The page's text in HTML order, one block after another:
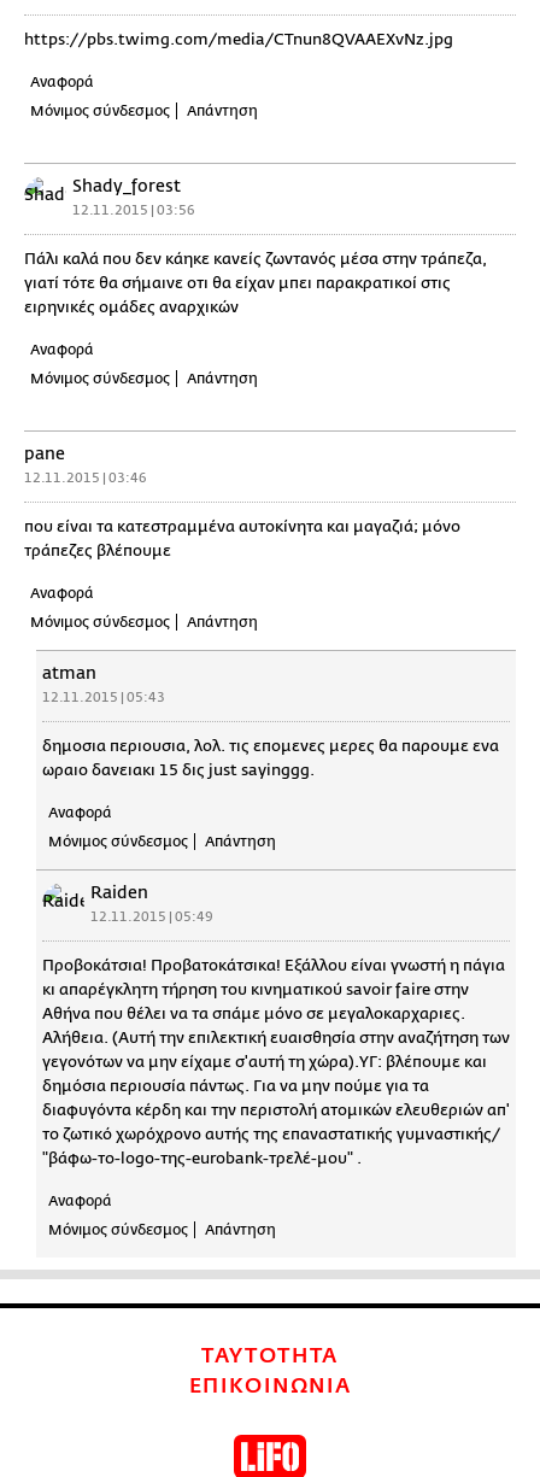
https://pbs.twimg.com/media/CTnun8QVAAEXvNz.jpg
Αναφορά
Μόνιμος σύνδεσμος
Απάντηση
Shady_forest
12.11.2015 | 03:56
Πάλι καλά που δεν κάηκε κανείς ζωντανός μέσα στην τράπεζα,
γιατί τότε θα σήμαινε οτι θα είχαν μπει παρακρατικοί στις
ειρηνικές ομάδες αναρχικών
Αναφορά
Μόνιμος σύνδεσμος
Απάντηση
pane
12.11.2015 | 03:46
που είναι τα κατεστραμμένα αυτοκίνητα και μαγαζιά; μόνο
τράπεζες βλέπουμε
Αναφορά
Μόνιμος σύνδεσμος
Απάντηση
atman
12.11.2015 | 05:43
δημοσια περιουσια, λολ. τις επομενες μερες θα παρουμε ενα
ωραιο δανειακι 15 δις just sayinggg.
Αναφορά
Μόνιμος σύνδεσμος
Απάντηση
Raiden
12.11.2015 | 05:49
Προβοκάτσια! Προβατοκάτσικα! Εξάλλου είναι γνωστή η πάγια
κι απαρέγκλητη τήρηση του κινηματικού savoir faire στην
Αθήνα που θέλει να τα σπάμε μόνο σε μεγαλοκαρχαριες.
Αλήθεια. (Αυτή την επιλεκτική ευαισθησία στην αναζήτηση των
γεγονότων να μην είχαμε σ'αυτή τη χώρα).ΥΓ: βλέπουμε και
δημόσια περιουσία πάντως. Για να μην πούμε για τα
διαφυγόντα κέρδη και την περιστολή ατομικών ελευθεριών απ'
το ζωτικό χωρόχρονο αυτής της επαναστατικής γυμναστικής/
"βάφω-το-logo-της-eurobank-τρελέ-μου" .
Αναφορά
Μόνιμος σύνδεσμος
Απάντηση
ΤΑΥΤΟΤΗΤΑ
ΕΠΙΚΟΙΝΩΝΙΑ